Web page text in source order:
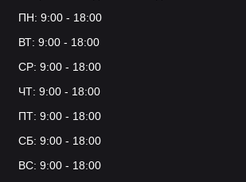
ПН: 9:00 - 18:00
ВТ: 9:00 - 18:00
СР: 9:00 - 18:00
ЧТ: 9:00 - 18:00
ПТ: 9:00 - 18:00
СБ: 9:00 - 18:00
ВС: 9:00 - 18:00